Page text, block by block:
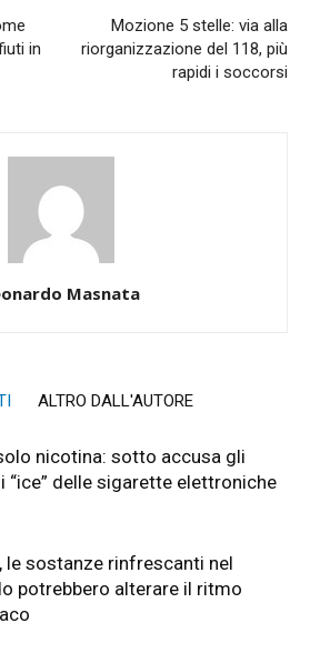
in
Mozione 5 stelle: via alla
riorganizzazione del 118, più
rapidi i soccorsi
Masnata
ALTRO DALL'AUTORE
nicotina: sotto accusa gli
“ice” delle sigarette elettroniche
le sostanze rinfrescanti nel
potrebbero alterare il ritmo